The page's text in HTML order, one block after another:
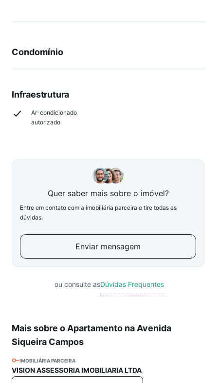
Condomínio
Infraestrutura
Ar-condicionado
autorizado
Quer saber mais sobre o imóvel?
Entre em contato com a imobiliária parceira e tire todas as
dúvidas.
Enviar mensagem
ou consulte asDúvidas Frequentes
Mais sobre o Apartamento na Avenida
Siqueira Campos
IMOBILIÁRIA PARCEIRA
VISION ASSESSORIA IMOBILIARIA LTDA